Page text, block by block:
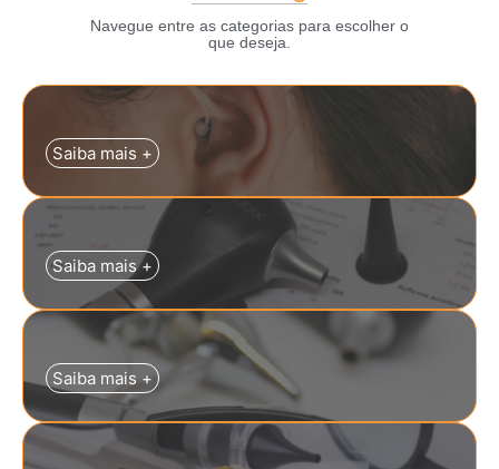
Navegue entre as categorias para escolher o
que deseja.
Saiba mais +
Saiba mais +
Saiba mais +